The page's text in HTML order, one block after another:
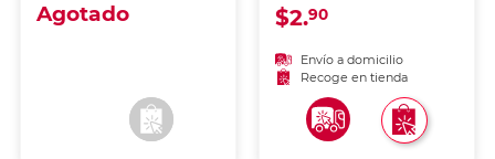
Agotado $2.90
Envío a domicilio
Recoge en tienda